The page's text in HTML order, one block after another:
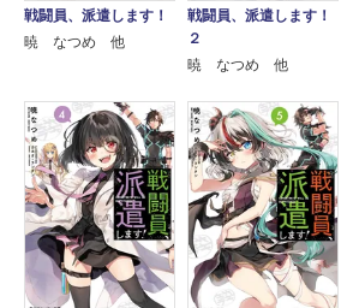
戦闘員、派遣します！
暁 なつめ 他
戦闘員、派遣します！
２
暁 なつめ 他